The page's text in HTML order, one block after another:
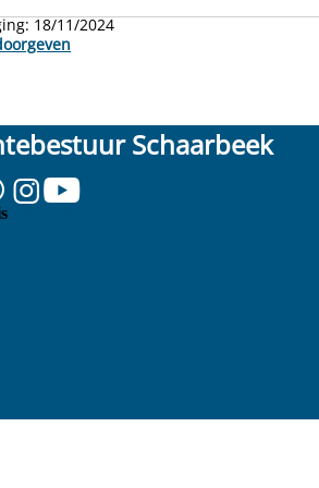
18/11/2024
Schaarbeek